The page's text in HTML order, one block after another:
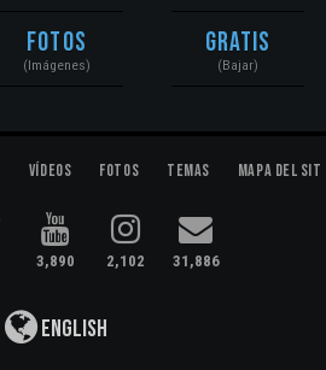
Fotos
(Imágenes)
Gratis
(Bajar)
Vídeos Fotos Temas Mapa del
3,890 2,102 31,886
English